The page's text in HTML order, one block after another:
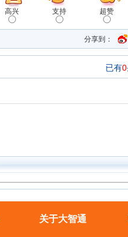
高兴 支持 超赞
分享到：
关于大智通